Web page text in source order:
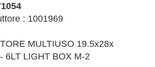
: 1001969
MULTIUSO 19.5x28x
6LT LIGHT BOX M-2